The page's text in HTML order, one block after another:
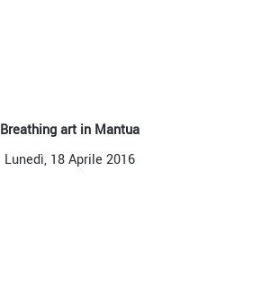
Breathing art in Mantua
Lunedì, 18 Aprile 2016